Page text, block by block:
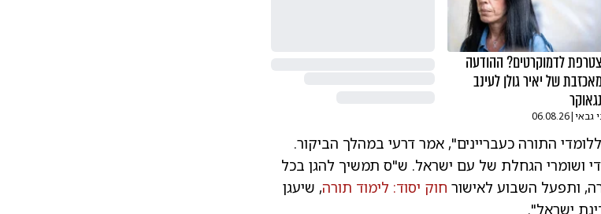
לדמוקרטים? ההודעה
של יאיר גולן לעינב
גבאי|
06.08.26
התורה כעבריינים", אמר דרעי במהלך הביקור.
ושומרי הגחלת של עם ישראל. ש"ס תמשיך להגן בכל
ותפעל השבוע לאישור חוק יסוד: לימוד תורה, שיעגן
ישראל".